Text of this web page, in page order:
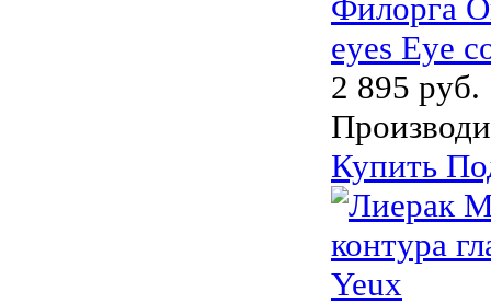
Филорга
eyes Eye
2 895 руб.
Купить